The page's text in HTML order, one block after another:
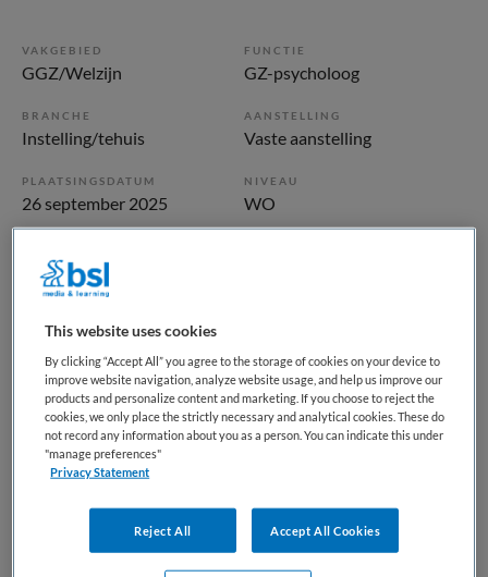
VAKGEBIED
GGZ/Welzijn
FUNCTIE
GZ-psycholoog
BRANCHE
Instelling/tehuis
AANSTELLING
Vaste aanstelling
PLAATSINGSDATUM
26 september 2025
NIVEAU
WO
Ervaren
Vacature niet beschikbaar
Deze vacature GZ-psycholoog - regiebehandelaar GGz
Breburg bij BKV is niet meer actueel. Hieronder staan
enkele vergelijkbare vacatures die voor u wellicht
interessant zijn.
This website uses cookies
By clicking “Accept All” you agree to the storage of cookies on your device to
improve website navigation, analyze website usage, and help us improve our
products and personalize content and marketing. If you choose to reject the
cookies, we only place the strictly necessary and analytical cookies. These do
not record any information about you as a person. You can indicate this under
"manage preferences"
Privacy Statement
Reject All Accept All Cookies